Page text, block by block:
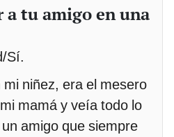
tu amigo en una
Sí.
niñez, era el mesero
mamá y veía todo lo
amigo que siempre